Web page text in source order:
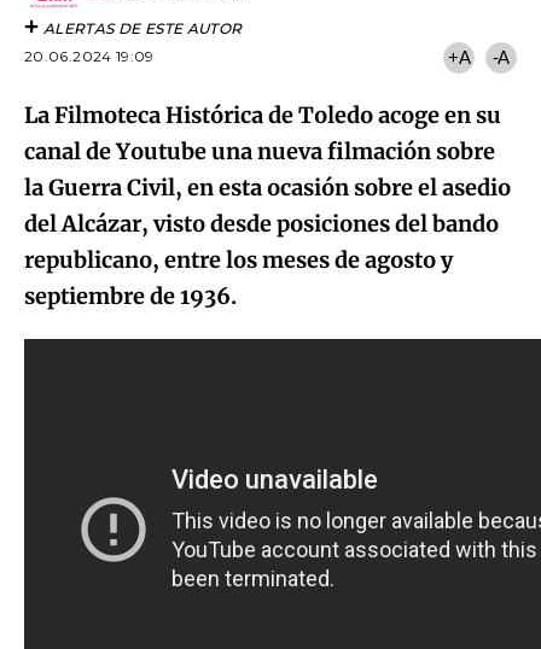
ALERTAS DE ESTE AUTOR
20.06.2024 19:09
+A -A
La Filmoteca Histórica de Toledo acoge en su
canal de Youtube una nueva filmación sobre
la Guerra Civil, en esta ocasión sobre el asedio
del Alcázar, visto desde posiciones del bando
republicano, entre los meses de agosto y
septiembre de 1936.